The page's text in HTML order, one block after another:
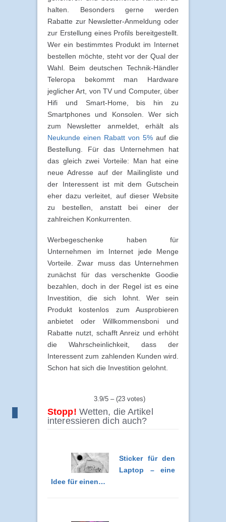
halten. Besonders gerne werden
Rabatte zur Newsletter-Anmeldung oder
zur Erstellung eines Profils bereitgestellt.
Wer ein bestimmtes Produkt im Internet
bestellen möchte, steht vor der Qual der
Wahl. Beim deutschen Technik-Händler
Teleropa bekommt man Hardware
jeglicher Art, von TV und Computer, über
Hifi und Smart-Home, bis hin zu
Smartphones und Konsolen. Wer sich
zum Newsletter anmeldet, erhält als
Neukunde einen Rabatt von 5% auf die
Bestellung. Für das Unternehmen hat
das gleich zwei Vorteile: Man hat eine
neue Adresse auf der Mailingliste und
der Interessent ist mit dem Gutschein
eher dazu verleitet, auf dieser Website
zu bestellen, anstatt bei einer der
zahlreichen Konkurrenten.
Werbegeschenke haben für
Unternehmen im Internet jede Menge
Vorteile. Zwar muss das Unternehmen
zunächst für das verschenkte Goodie
bezahlen, doch in der Regel ist es eine
Investition, die sich lohnt. Wer sein
Produkt kostenlos zum Ausprobieren
anbietet oder Willkommensboni und
Rabatte nutzt, schafft Anreiz und erhöht
die Wahrscheinlichkeit, dass der
Interessent zum zahlenden Kunden wird.
Schon hat sich die Investition gelohnt.
3.9/5 – (23 votes)
Stopp! Wetten, die Artikel
interessieren dich auch?
Sticker für den
Laptop – eine
Idee für einen…